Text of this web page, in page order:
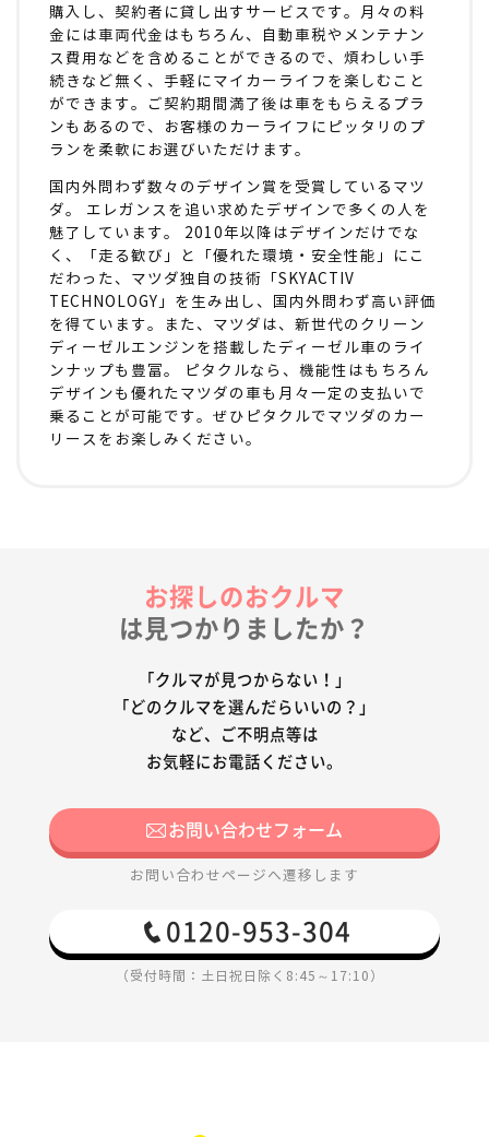
購入し、契約者に貸し出すサービスです。月々の料
金には車両代金はもちろん、自動車税やメンテナン
ス費用などを含めることができるので、煩わしい手
続きなど無く、手軽にマイカーライフを楽しむこと
ができます。ご契約期間満了後は車をもらえるプラ
ンもあるので、お客様のカーライフにピッタリのプ
ランを柔軟にお選びいただけます。
国内外問わず数々のデザイン賞を受賞しているマツ
ダ。 エレガンスを追い求めたデザインで多くの人を
魅了しています。 2010年以降はデザインだけでな
く、「走る歓び」と「優れた環境・安全性能」にこ
だわった、マツダ独自の技術「SKYACTIV
TECHNOLOGY」を生み出し、国内外問わず高い評価
を得ています。また、マツダは、新世代のクリーン
ディーゼルエンジンを搭載したディーゼル車のライ
ンナップも豊富。 ピタクルなら、機能性はもちろん
デザインも優れたマツダの車も月々一定の支払いで
乗ることが可能です。ぜひピタクルでマツダのカー
リースをお楽しみください。
お探しのおクルマ
は見つかりましたか？
「クルマが見つからない！」
「どのクルマを選んだらいいの？」
など、ご不明点等は
お気軽にお電話ください。
お問い合わせフォーム
お問い合わせページへ遷移します
0120-953-304
（受付時間：土日祝日除く8:45～17:10）